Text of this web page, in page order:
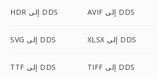
HDR إلى DDS AVIF إلى DDS
SVG إلى DDS XLSX إلى DDS
TTF إلى DDS TIFF إلى DDS